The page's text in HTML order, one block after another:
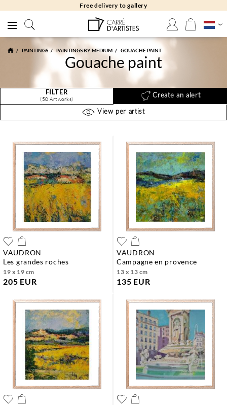
Free returns 30 days
PAINTINGS PAINTINGS BY MEDIUM GOUACHE PAINT
Gouache paint
FILTER
(50 Artworks)
Create an alert
View per artist
VAUDRON
les grandes roches
19 x 19 cm
205 EUR
VAUDRON
campagne en provence
13 x 13 cm
135 EUR